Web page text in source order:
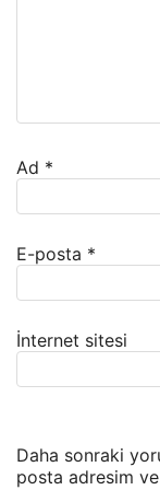
Ad *
E-posta *
İnternet sitesi
Daha sonraki
posta adresim